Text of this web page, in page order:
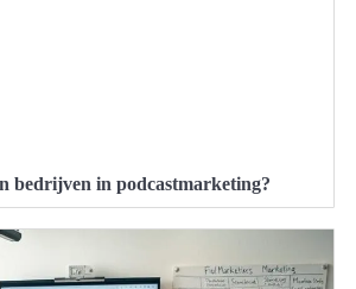
bedrijven in podcastmarketing?